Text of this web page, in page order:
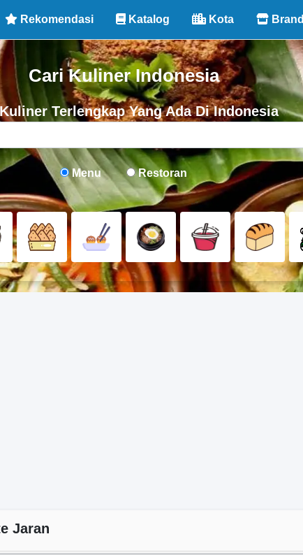
Rekomendasi Katalog Kota Brand
Cari Kuliner Indonesia
Terlengkap Yang Ada Di Indonesia
Menu Restoran
Jaran